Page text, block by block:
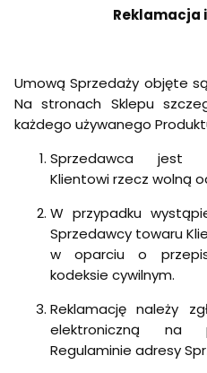
Reklamacja
Umową Sprzedaży objęte
Na stronach Sklepu
każdego używanego
Sprzedawca jest
Klientowi rzecz wolną
W przypadku
Sprzedawcy towaru
w oparciu o
kodeksie cywilnym.
Reklamację należy
elektroniczną na
Regulaminie adresy